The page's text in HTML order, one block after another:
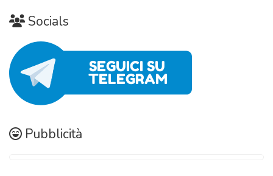
Socials
Pubblicità